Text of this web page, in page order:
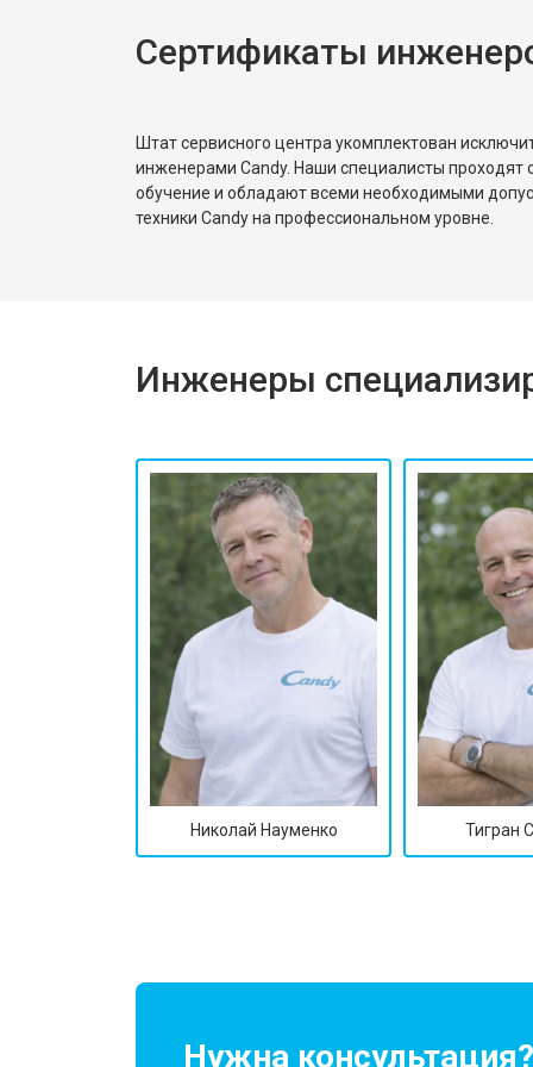
Ремонт или замена патрубка
Корпусный ремонт (замена
Замена щёток
Замена амортизаторов
Замена подшипников
Замена мотора
Ремонт/замена датчика
Замена ТЭН
Сертификаты
Штат сервисного центра укомплектован
инженерами Candy. Наши специалисты проходят
обучение и обладают всеми необходимыми
техники Candy на профессиональном уровне.
Инженеры
Николай Науменко Тигран
Нужна консультация?